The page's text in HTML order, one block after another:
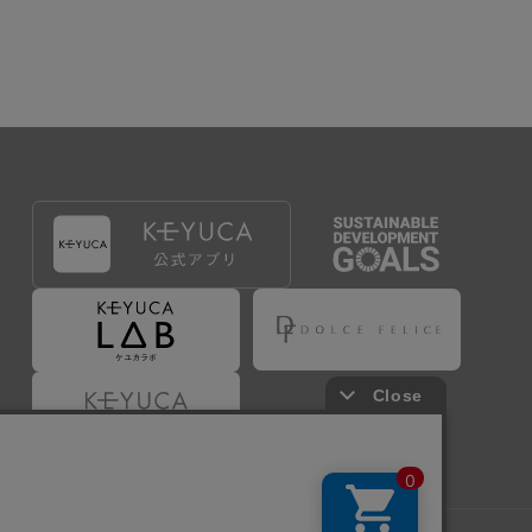
ることで登録することが出来ます。
判断した場合は、弊社は、その登録を取り消す
事前に通知することなく一旦なされた登録を取